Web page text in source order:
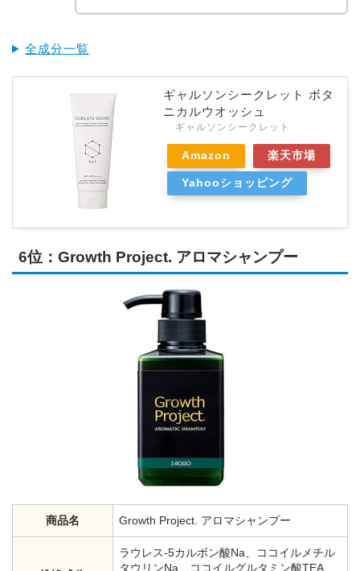
全成分一覧
ギャルソンシークレット ボタ
ニカルウオッシュ
ギャルソンシークレット
Amazon 楽天市場
Yahooショッピング
6位：Growth Project. アロマシャンプー
商品名 Growth Project. アロマシャンプー
ラウレス-5カルボン酸Na、ココイルメチル
タウリンNa、ココイルグルタミン酸TEA、